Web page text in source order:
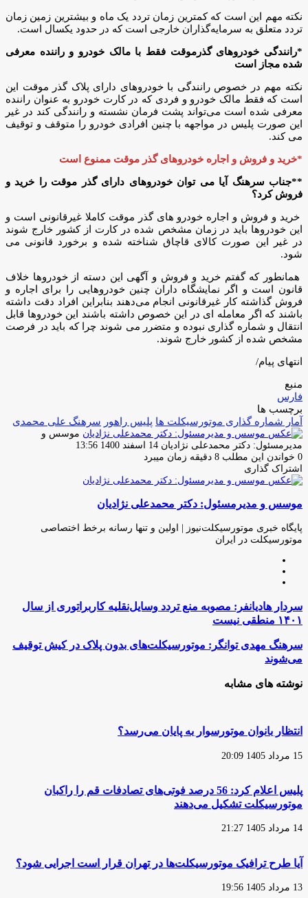
نکته مهم این است که کمترین زمان تردد یک ماه و بیشترین زمین زمان
تردد متعلق به سرمایه‌گذاران خارجی است که در حدود یکسال است.
*رانندگی خودروهای گذرموقت فقط با مالک خودرو و راننده معرفی
شده مجاز است
نکته مهم در خصوص رانندگی با خودروهای دارای پلاک گذر موقت این
است که فقط مالک خودرو و فردی که در کارت خودرو به عنوان راننده
معرفی شده است می‌تواند پشت فرمان نشسته و رانندگی کند در غیر
این صورت پلیس در مواجهه با چنین افرادی خودرو را متوقف و توقیف
می کند.
*خرید و فروش و اجاره خودروهای گذر موقت ممنوع است
**جناب سرهنگ آیا می توان خودروهای دارای گذر موقت را خرید و
فروش کرد؟
خرید و فروش و اجاره خودرو های گذر موقت کاملا غیرقانونی است و
این خودروها باید در زمان مشخص شده در کارت از کشور خارج شوند
در غیر این صورت کالای قاچاق شناخته شده و برخورد قانونی می
شود.
همانطور که گفتم خرید و فروش و آگهی این دسته از خودروها خلاف
قانون است و اگر نمایشگاه داران چنین خودروهایی را برای اجاره و
فروش گذاشته کار غیرقانونی انجام می‌دهند بنابراین افراد دقت داشته
باشند که اگر معامله ای در این خصوص داشته باشند این خودروها قابل
انتقال و شماره گذاری نبوده و متضرر می شوند چرا که باید در فرصت
مشخص شده از کشور خارج شوند.
انتهای پیام/
منبع
فارس
برچسب ها
آمار شماره گذاری موتورسیکلت ها پلیس راهور سرهنگ علی محمدی
موسس و
مدیرمسئول: دکتر محمدعلی نژادیان ارسال
ایمیل
14 اسفند 1400 13:56
0 خواندن این مطلب 8 دقیقه زمان میبرد
اشتراک گذاری
فیس
توئیتر
لینکدین
واتس
تلگرام
اشتراک
از
ایمیل
چاپ
موسس و مدیرمسئول: دکتر محمدعلی نژادیان
پایگاه خبری موتورسیکلت‌نیوز | اولین و تنها رسانه برخط اختصاصی
موتورسیکلت در ایران
سردار
هادیانفر:
مصوبه
تردد
وسایل‌نقلیه
از
نیست
سردار هادیانفر: مصوبه منع تردد وسایل‌نقلیه کاربراتوری از سال
۱۴۰۱ منطقی نیست
سرهنگ
مهدی
توانگر:
موتورسیکلت‌های
بدون
کیش
توقیف
می‌شوند
سرهنگ مهدی توانگر: موتورسیکلت‌های بدون پلاک در کیش توقیف
می‌شوند
نوشته های مشابه
انتظار بانوان موتورسوار به پایان می‌رسد؟
15 مرداد 1405 20:09
پلیس اعلام کرد: 56 درصد فوتی‌های تصادفات قم را راکبان
موتورسیکلت تشکیل می‌دهند
14 مرداد 1405 21:27
آیا طرح ترافیک موتورسیکلت‌ها در تهران قرار است اجرایی شود؟
13 مرداد 1405 19:56